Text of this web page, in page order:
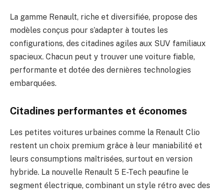
La gamme Renault, riche et diversifiée, propose des
modèles conçus pour s’adapter à toutes les
configurations, des citadines agiles aux SUV familiaux
spacieux. Chacun peut y trouver une voiture fiable,
performante et dotée des dernières technologies
embarquées.
Citadines performantes et économes
Les petites voitures urbaines comme la Renault Clio
restent un choix premium grâce à leur maniabilité et
leurs consumptions maîtrisées, surtout en version
hybride. La nouvelle Renault 5 E-Tech peaufine le
segment électrique, combinant un style rétro avec des